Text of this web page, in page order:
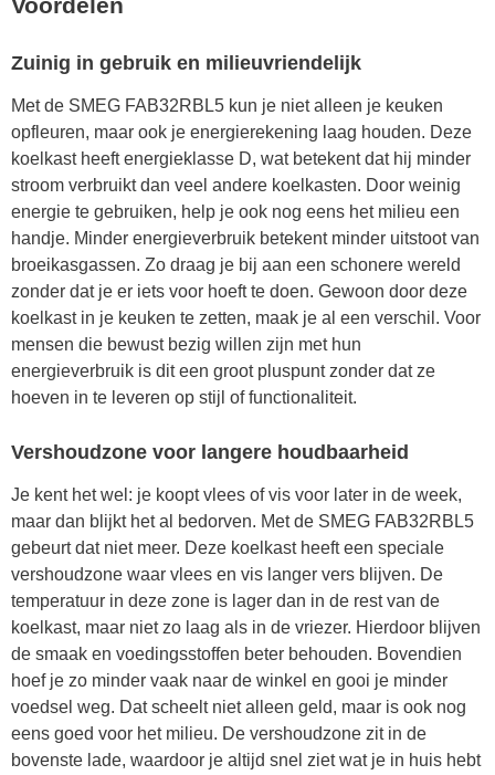
Zuinig in gebruik en milieuvriendelijk
Met de SMEG FAB32RBL5 kun je niet alleen je keuken
opfleuren, maar ook je energierekening laag houden. Deze
koelkast heeft energieklasse D, wat betekent dat hij minder
stroom verbruikt dan veel andere koelkasten. Door weinig
energie te gebruiken, help je ook nog eens het milieu een
handje. Minder energieverbruik betekent minder uitstoot van
broeikasgassen. Zo draag je bij aan een schonere wereld
zonder dat je er iets voor hoeft te doen. Gewoon door deze
koelkast in je keuken te zetten, maak je al een verschil. Voor
mensen die bewust bezig willen zijn met hun
energieverbruik is dit een groot pluspunt zonder dat ze
hoeven in te leveren op stijl of functionaliteit.
Vershoudzone voor langere houdbaarheid
Je kent het wel: je koopt vlees of vis voor later in de week,
maar dan blijkt het al bedorven. Met de SMEG FAB32RBL5
gebeurt dat niet meer. Deze koelkast heeft een speciale
vershoudzone waar vlees en vis langer vers blijven. De
temperatuur in deze zone is lager dan in de rest van de
koelkast, maar niet zo laag als in de vriezer. Hierdoor blijven
de smaak en voedingsstoffen beter behouden. Bovendien
hoef je zo minder vaak naar de winkel en gooi je minder
voedsel weg. Dat scheelt niet alleen geld, maar is ook nog
eens goed voor het milieu. De vershoudzone zit in de
bovenste lade, waardoor je altijd snel ziet wat je in huis hebt